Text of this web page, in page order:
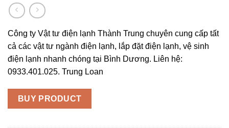
Công ty Vật tư điện lạnh Thành Trung chuyên cung cấp tất
cả các vật tư ngành điện lạnh, lắp đặt điện lạnh, vệ sinh
điện lạnh nhanh chóng tại Bình Dương. Liên hệ:
0933.401.025. Trung Loan
BUY PRODUCT